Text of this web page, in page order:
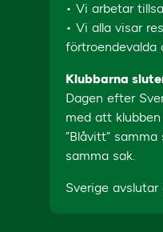
• Vi arbetar
• Vi alla visar
förtroendevalda
Klubbarna
Dagen efter
med att
”Blåvitt”
samma sak.
Sverige